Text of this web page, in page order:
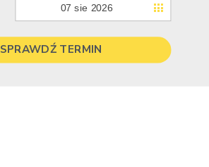
07 sie 2026
SPRAWDŹ TERMIN